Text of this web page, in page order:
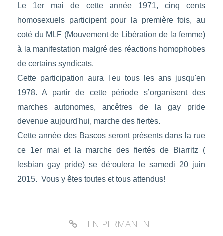
Le 1er mai de cette année 1971, cinq cents
homosexuels participent pour la première fois, au
coté du MLF (Mouvement de Libération de la femme)
à la manifestation malgré des réactions homophobes
de certains syndicats.
Cette participation aura lieu tous les ans jusqu'en
1978. A partir de cette période s’organisent des
marches autonomes, ancêtres de la gay pride
devenue aujourd'hui, marche des fiertés.
Cette année des Bascos seront présents dans la rue
ce 1er mai et la marche des fiertés de Biarritz (
lesbian gay pride) se déroulera le samedi 20 juin
2015. Vous y êtes toutes et tous attendus!
LIEN PERMANENT